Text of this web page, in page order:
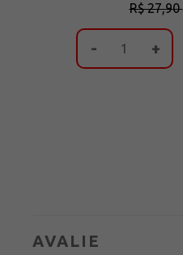
R$ 27,90
- +